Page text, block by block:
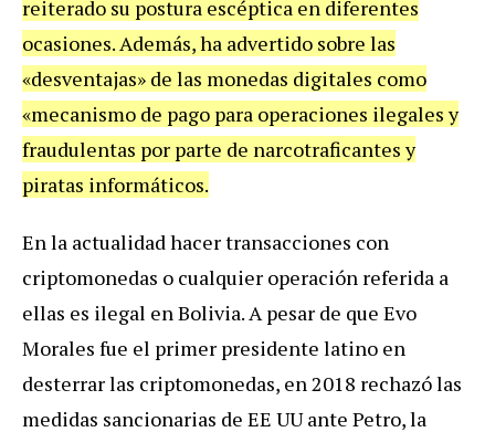
reiterado su postura escéptica en diferentes
ocasiones. Además, ha advertido sobre las
«desventajas» de las monedas digitales como
«mecanismo de pago para operaciones ilegales y
fraudulentas por parte de narcotraficantes y
piratas informáticos.
En la actualidad hacer transacciones con
criptomonedas o cualquier operación referida a
ellas es ilegal en Bolivia. A pesar de que Evo
Morales fue el primer presidente latino en
desterrar las criptomonedas, en 2018 rechazó las
medidas sancionarias de EE UU ante Petro, la